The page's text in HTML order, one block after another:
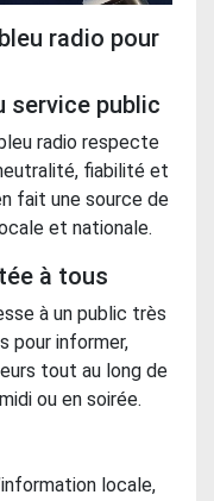
radio pour
service public
radio respecte
fiabilité et
fait une source de
et nationale.
à tous
à un public très
pour informer,
tout au long de
ou en soirée.
locale,